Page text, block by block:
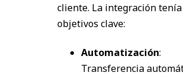
cliente. La integración tenía
objetivos clave:
Automatización:
Transferencia